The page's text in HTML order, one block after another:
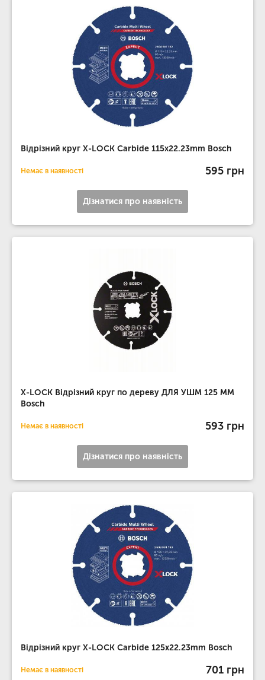
Відрізний круг X-LOCK Carbide 115x22.23mm Bosch
Немає в наявності 595 грн
Дізнатися про наявність
X-LOCK Відрізний круг по дереву ДЛЯ УШМ 125 ММ
Bosch
Немає в наявності 593 грн
Дізнатися про наявність
Відрізний круг X-LOCK Carbide 125x22.23mm Bosch
Немає в наявності 701 грн